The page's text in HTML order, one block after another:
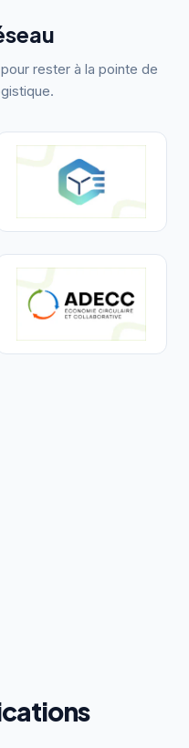
rester à la pointe de